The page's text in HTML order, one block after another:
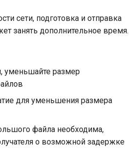
сети, подготовка и отправка
занять дополнительное время.
уменьшайте размер
для уменьшения размера
файла необходима,
о возможной задержке